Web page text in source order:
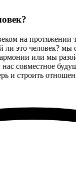
на протяжении
ли это человек? мы
или мы
совместное
и строить